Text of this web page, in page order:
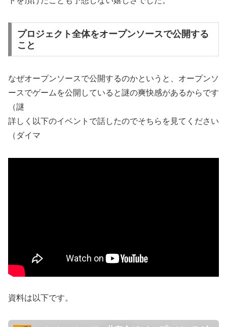
プロジェクト全体をオープンソースで公開する
こと
なぜオープンソースで公開するのかというと、オープンソ
ースでゲームを公開していると謎の爽快感があるからです
（謎
詳しく以下のイベントで話したのでそちらを見てください
（ダイマ
資料は以下です。